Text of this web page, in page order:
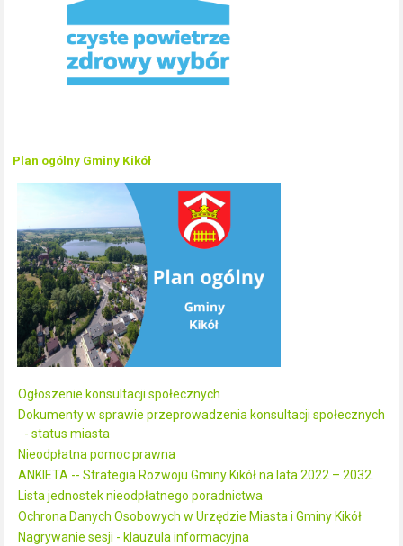
Plan ogólny Gminy Kikół
Ogłoszenie konsultacji społecznych
Dokumenty w sprawie przeprowadzenia konsultacji społecznych
- status miasta
Nieodpłatna pomoc prawna
ANKIETA -- Strategia Rozwoju Gminy Kikół na lata 2022 – 2032.
Lista jednostek nieodpłatnego poradnictwa
Ochrona Danych Osobowych w Urzędzie Miasta i Gminy Kikół
Nagrywanie sesji - klauzula informacyjna